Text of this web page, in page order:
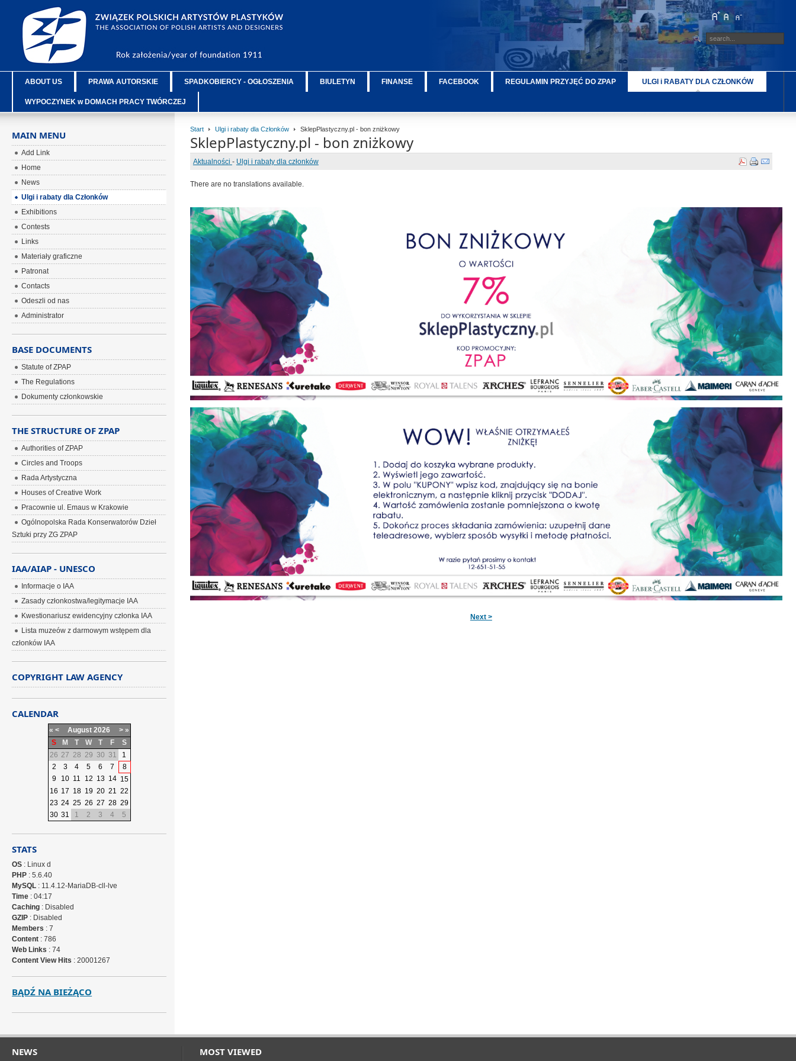
ABOUT US PRAWA AUTORSKIE SPADKOBIERCY - OGŁOSZENIA BIULETYN FINANSE FACEBOOK REGULAMIN PRZYJĘĆ DO ZPAP ULGI i RABATY DLA CZŁONKÓW
WYPOCZYNEK w DOMACH PRACY TWÓRCZEJ
Start Ulgi i rabaty dla Członków SklepPlastyczny.pl - bon zniżkowy
SklepPlastyczny.pl - bon zniżkowy
Aktualności - Ulgi i rabaty dla członków
There are no translations available.
Next >
MAIN MENU
Add Link
Home
News
Ulgi i rabaty dla Członków
Exhibitions
Contests
Links
Materiały graficzne
Patronat
Contacts
Odeszli od nas
Administrator
BASE DOCUMENTS
Statute of ZPAP
The Regulations
Dokumenty członkowskie
THE STRUCTURE OF ZPAP
Authorities of ZPAP
Circles and Troops
Rada Artystyczna
Houses of Creative Work
Pracownie ul. Emaus w Krakowie
Ogólnopolska Rada Konserwatorów Dzieł
Sztuki przy ZG ZPAP
IAA/AIAP - UNESCO
Informacje o IAA
Zasady członkostwa/legitymacje IAA
Kwestionariusz ewidencyjny członka IAA
Lista muzeów z darmowym wstępem dla
członków IAA
COPYRIGHT LAW AGENCY
CALENDAR
« < August 2026 > »
S
M T W T F
S
26 27 28 29 30 31
1
2
3 4 5 6 7
8
9
10 11 12 13 14 15
16 17 18 19 20 21 22
23 24 25 26 27 28 29
30 31 1 2 3 4 5
STATS
OS : Linux d
PHP : 5.6.40
MySQL : 11.4.12-MariaDB-cll-lve
Time : 04:17
Caching : Disabled
GZIP : Disabled
Members : 7
Content : 786
Web Links : 74
Content View Hits : 20001267
BĄDŹ NA BIEŻĄCO
NEWS MOST VIEWED